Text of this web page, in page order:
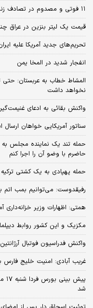
۱۱ فوتی و مصدوم در تصادف زنجیره‌ای در جاده سلماس - ارومیه + جزئیات
قیمت یک لیتر بنزین در عراق
تحریم‌های جدید آمریکا علیه
انفجار شدید در المخا یمن
المشاط خطاب به عربستان: حتی
نخواهد داشت
واکنش بقائی به ادعای
سناتور آمریکایی خواهان
حمله تند یک نماینده مجلس
حاضرم با وضو آن را اجرا کنم
حمله پهپادی به یک کشتی
رفیقدوست: می‌توانیم بمب اتم
همتی: اظهارات وزیر
مکزیک و این کشور روابط
واکنش فدراسیون فوتبال
غریب آبادی: امنیت خلیج
شد